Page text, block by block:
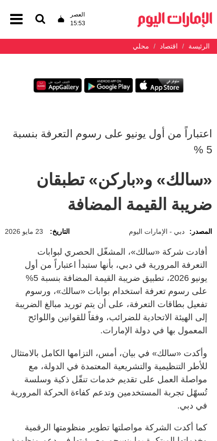
العصر
15:53
الرئيسة اقتصاد محلي
اعتباراً من أول يونيو على رسوم التعرفة بنسبة
5 %
«سالك» و«باركن» تطبقان
ضريبة القيمة المضافة
المصدر: دبي - الإمارات اليوم التاريخ: 23 مايو 2026
أفادت شركة «سالك»، المشغّل الحصري لبوابات
التعرفة المرورية في دبي، بأنها ستبدأ اعتباراً من أول
يونيو 2026، تطبيق ضريبة القيمة المضافة بنسبة 5%
على رسوم تعرفة استخدام بوابات «سالك»، ورسوم
تفعيل بطاقات التعرفة، على أن يتم توريد مبالغ الضريبة
إلى الهيئة الاتحادية للضرائب، وفقاً للقوانين واللوائح
المعمول بها في دولة الإمارات.
وأكدت «سالك» في بيان، أمس، التزامها الكامل بالامتثال
للأطر التنظيمية والتشريعية المعتمدة في الدولة، مع
مواصلة العمل على تقديم خدمات تنقّل ذكية وسلسة
تُسهّل تجربة المستخدمين وتدعم كفاءة الحركة المرورية
في دبي.
كما أكدت الشركة مواصلتها تطوير منظومتها الرقمية